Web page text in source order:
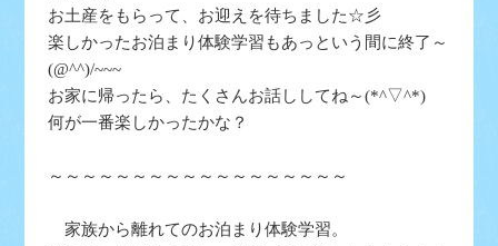
お土産をもらって、お迎えを待ちました☆彡
楽しかったお泊まり体験学習もあっという間に終了～
(@^^)/~~~
お家に帰ったら、たくさんお話ししてね～(*^▽^*)
何が一番楽しかったかな？
～～～～～～～～～～～～～～～～～～
家族から離れてのお泊まり体験学習。